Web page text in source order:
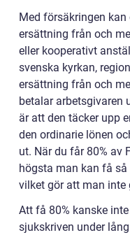
Med försäkringen
ersättning från och
eller kooperativt
svenska kyrkan,
ersättning från och
betalar arbetsgivaren
är att den täcker upp
den ordinarie lönen
ut. När du får 80% av
högsta man kan få
vilket gör att man inte
Att få 80% kanske
sjukskriven under